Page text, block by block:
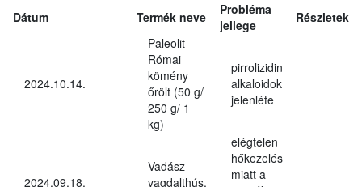
Dátum Termék neve
Probléma
jellege
Részletek
2024.10.14.
Paleolit
Római
kömény
őrölt (50 g/
250 g/ 1
kg)
pirrolizidin
alkaloidok
jelenléte
2024.09.18.
Vadász
vagdalthús,
elégtelen
hőkezelés
miatt a